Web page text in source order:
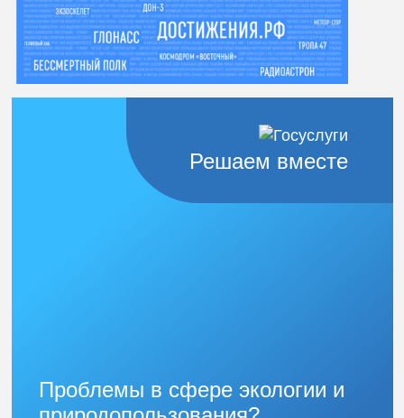
Решаем вместе
Защитим природу вместе